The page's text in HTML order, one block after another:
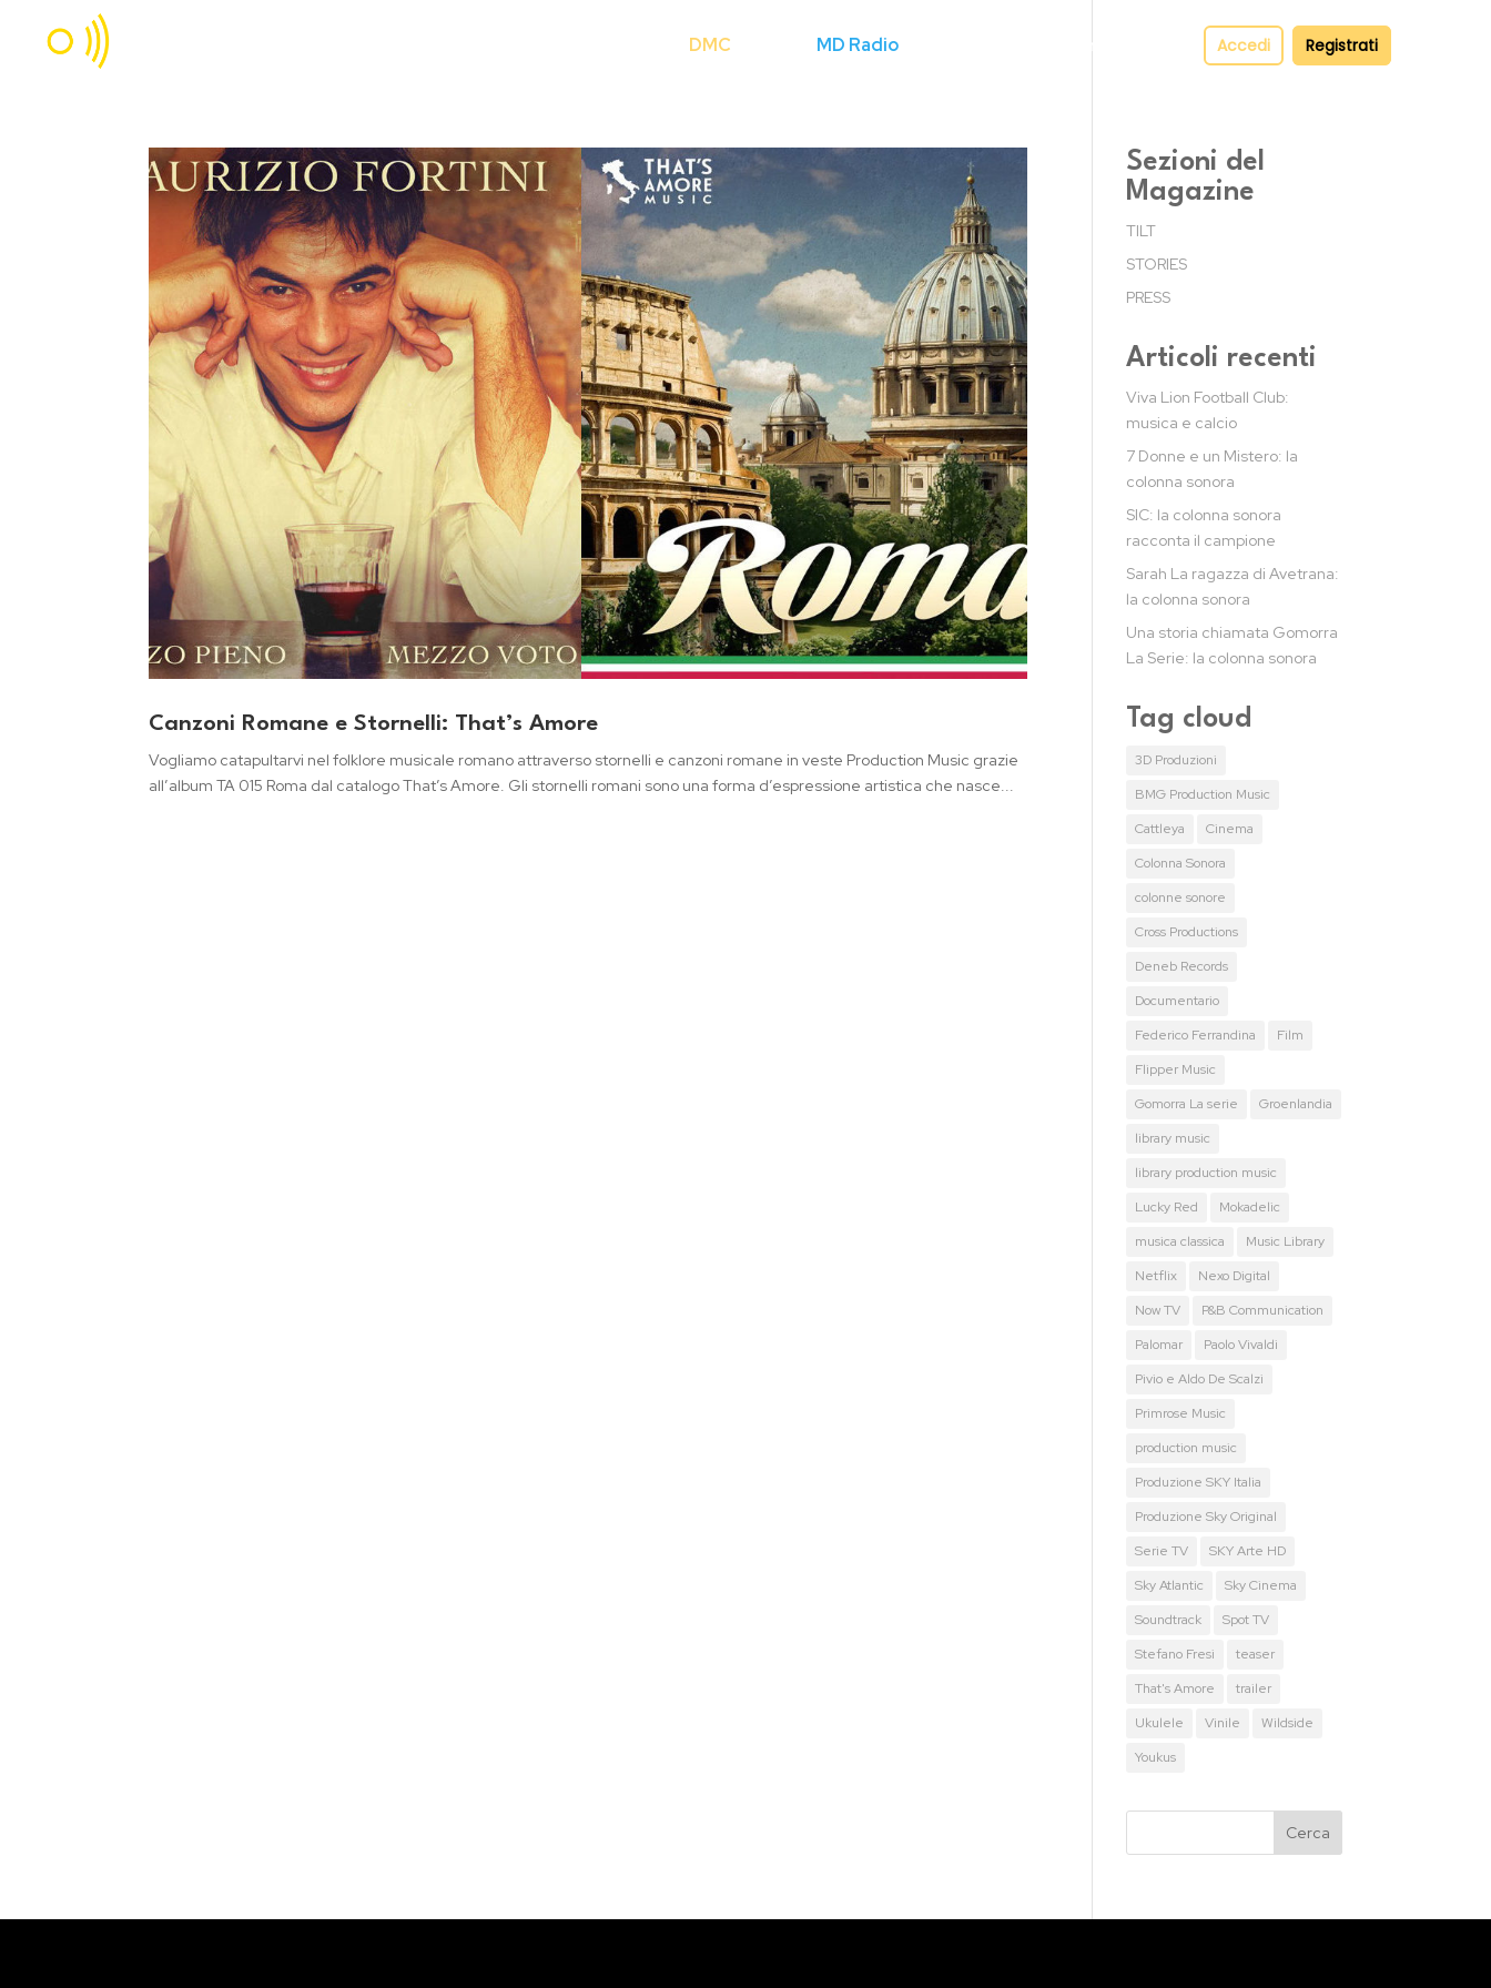
DMC MD Radio Contatti Accedi Registrati
Canzoni Romane e Stornelli: That’s Amore
Vogliamo catapultarvi nel folklore musicale romano attraverso stornelli e canzoni romane in veste Production Music grazie
all’album TA 015 Roma dal catalogo That’s Amore. Gli stornelli romani sono una forma d’espressione artistica che nasce...
Sezioni del
Magazine
TILT
STORIES
PRESS
Articoli recenti
Viva Lion Football Club:
musica e calcio
7 Donne e un Mistero: la
colonna sonora
SIC: la colonna sonora
racconta il campione
Sarah La ragazza di Avetrana:
la colonna sonora
Una storia chiamata Gomorra
La Serie: la colonna sonora
Tag cloud
3D Produzioni
BMG Production Music
Cattleya
Cinema
Colonna Sonora
colonne sonore
Cross Productions
Deneb Records
Documentario
Federico Ferrandina
Film
Flipper Music
Gomorra La serie
Groenlandia
library music
library production music
Lucky Red
Mokadelic
musica classica
Music Library
Netflix
Nexo Digital
Now TV
P&B Communication
Palomar
Paolo Vivaldi
Pivio e Aldo De Scalzi
Primrose Music
production music
Produzione SKY Italia
Produzione Sky Original
Serie TV
SKY Arte HD
Sky Atlantic
Sky Cinema
Soundtrack
Spot TV
Stefano Fresi
teaser
That's Amore
trailer
Ukulele
Vinile
Wildside
Youkus